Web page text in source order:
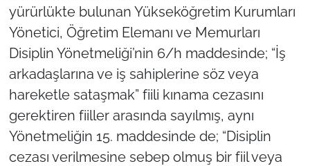
yürürlükte bulunan Yükseköğretim Kurumları
Yönetici, Öğretim Elemanı ve Memurları
Disiplin Yönetmeliği’nin 6/h maddesinde; “İş
arkadaşlarına ve iş sahiplerine söz veya
hareketle sataşmak” fiili kınama cezasını
gerektiren fiiller arasında sayılmış, aynı
Yönetmeliğin 15. maddesinde de; “Disiplin
cezası verilmesine sebep olmuş bir fiil veya